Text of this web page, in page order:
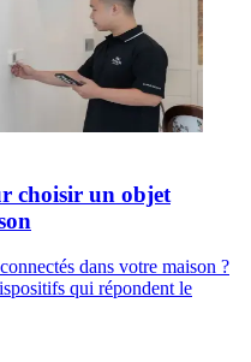
choisir un objet
dans votre maison ?
qui répondent le